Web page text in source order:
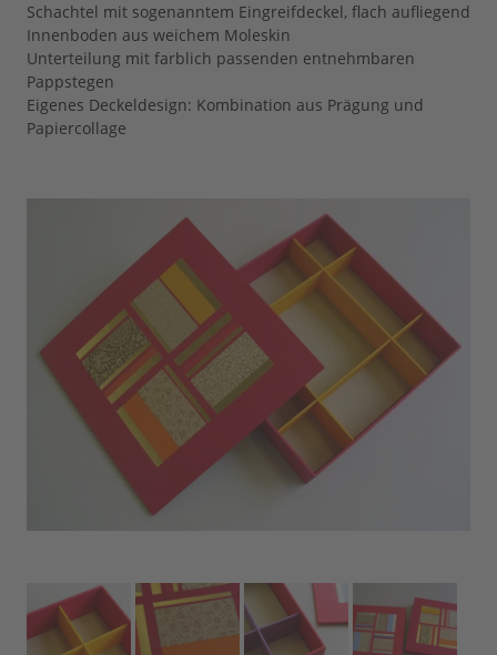
Schachtel mit sogenanntem Eingreifdeckel, flach aufliegend
Innenboden aus weichem Moleskin
Unterteilung mit farblich passenden entnehmbaren
Pappstegen
Eigenes Deckeldesign: Kombination aus Prägung und
Papiercollage